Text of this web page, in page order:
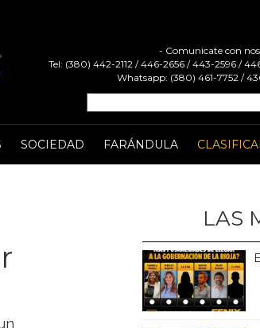
- Comunicate con
Tel: (380) 442-2112 / 446-2656 / 443-2596 /
Whatsapp: (380) 461-7752 /
SOCIEDAD FARÁNDULA
LAS